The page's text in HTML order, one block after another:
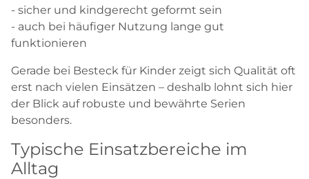
- sicher und kindgerecht geformt sein
- auch bei häufiger Nutzung lange gut
funktionieren
Gerade bei Besteck für Kinder zeigt sich Qualität oft
erst nach vielen Einsätzen – deshalb lohnt sich hier
der Blick auf robuste und bewährte Serien
besonders.
Typische Einsatzbereiche im
Alltag